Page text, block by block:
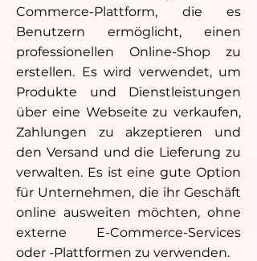
Commerce-Plattform, die es
Benutzern ermöglicht, einen
professionellen Online-Shop zu
erstellen. Es wird verwendet, um
Produkte und Dienstleistungen
über eine Webseite zu verkaufen,
Zahlungen zu akzeptieren und
den Versand und die Lieferung zu
verwalten. Es ist eine gute Option
für Unternehmen, die ihr Geschäft
online ausweiten möchten, ohne
externe E-Commerce-Services
oder -Plattformen zu verwenden.